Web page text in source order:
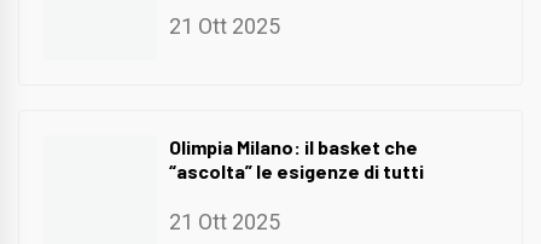
21 Ott 2025
Olimpia Milano: il basket che
“ascolta” le esigenze di tutti
21 Ott 2025